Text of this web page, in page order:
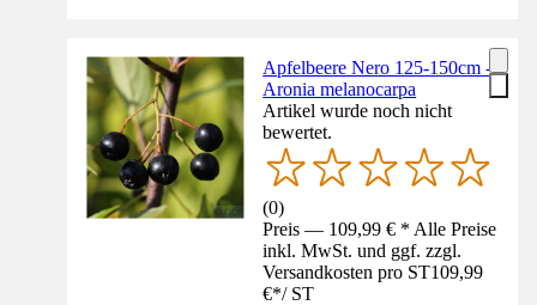
Apfelbeere Nero 125-150cm -
Aronia melanocarpa
Artikel wurde noch nicht
bewertet.
(0)
Preis — 109,99 € * Alle Preise
inkl. MwSt. und ggf. zzgl.
Versandkosten pro ST109,99
€*/ ST